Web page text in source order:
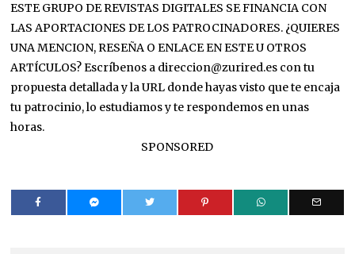
ESTE GRUPO DE REVISTAS DIGITALES SE FINANCIA CON
LAS APORTACIONES DE LOS PATROCINADORES. ¿QUIERES
UNA MENCION, RESEÑA O ENLACE EN ESTE U OTROS
ARTÍCULOS? Escríbenos a direccion@zurired.es con tu
propuesta detallada y la URL donde hayas visto que te encaja
tu patrocinio, lo estudiamos y te respondemos en unas
horas.
SPONSORED